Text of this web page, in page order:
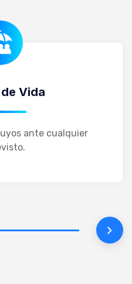
Vida
ante cualquier
Vida
More